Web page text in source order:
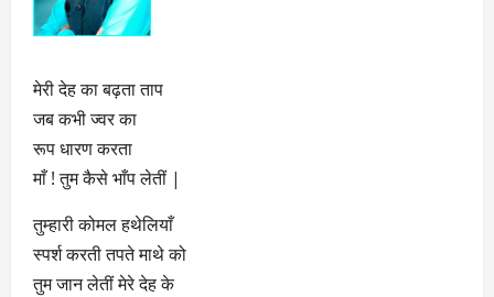
मेरी देह का बढ़ता ताप
जब कभी ज्वर का
रूप धारण करता
माँ ! तुम कैसे भाँप लेतीं |
तुम्हारी कोमल हथेलियाँ
स्पर्श करती तपते माथे को
तुम जान लेतीं मेरे देह के